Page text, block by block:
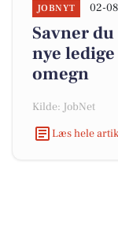
JOBNYT 02-
Savner
nye
omegn
Kilde: JobNet
Læs hele